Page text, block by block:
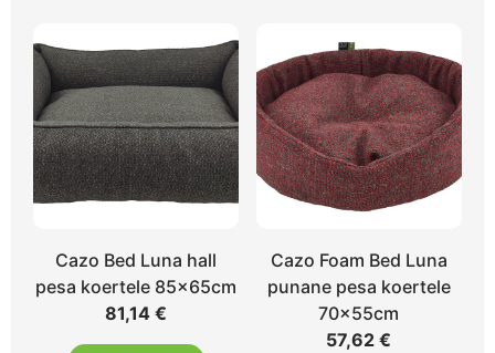
Cazo Bed Luna hall
pesa koertele 85x65cm
81,14€
Cazo Foam Bed Luna
punane pesa koertele
70x55cm
57,62€